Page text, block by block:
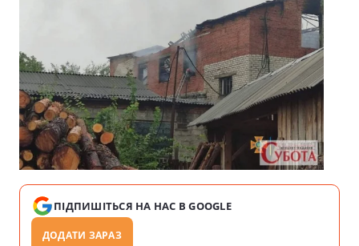
ПІДПИШІТЬСЯ НА НАС В GOOGLE
ДОДАТИ ЗАРАЗ